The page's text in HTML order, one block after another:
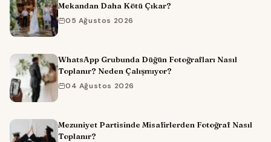
Mekandan Daha Kötü Çıkar?
05 Ağustos 2026
WhatsApp Grubunda Düğün Fotoğrafları Nasıl
Toplanır? Neden Çalışmıyor?
04 Ağustos 2026
Mezuniyet Partisinde Misafirlerden Fotoğraf Nasıl
Toplanır?